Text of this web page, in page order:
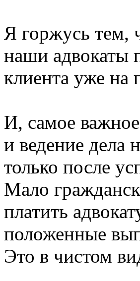
Я горжусь тем,
наши адвокаты
клиента уже на
И, самое
и ведение дела
только после
Мало
платить
положенные
Это в чистом